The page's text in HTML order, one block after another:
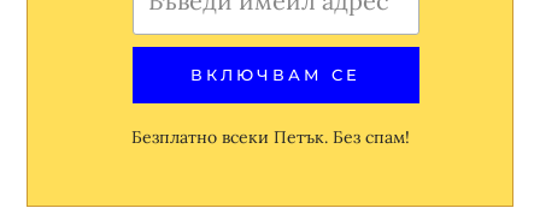
Безплатно всеки Петък. Без спам!